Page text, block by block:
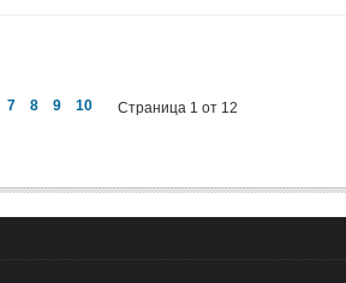
Страница 1 от 12
7 8 9
10